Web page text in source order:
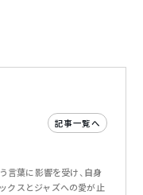
記事一覧へ
言葉に影響を受け、自身
クスとジャズへの愛が止